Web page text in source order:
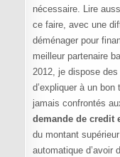
nécessaire. Lire
ce faire, avec une
déménager pour
meilleur partenaire
2012, je dispose
d’expliquer à un
jamais confrontés
demande de credit
du montant
automatique d’avoir